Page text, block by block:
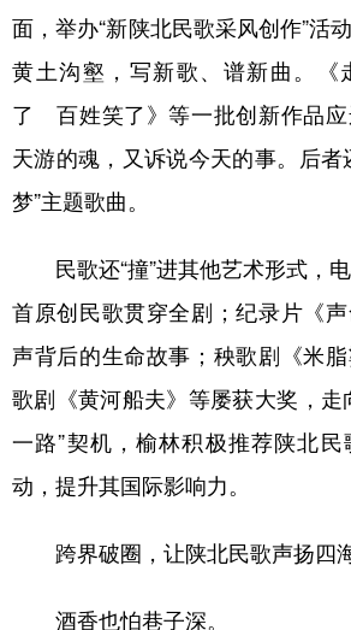
面，举办“新陕北民歌采风创作”活
黄土沟壑，写新歌、谱新曲。《
了 百姓笑了》等一批创新作品
天游的魂，又诉说今天的事。后者
梦”主题歌曲。
民歌还“撞”进其他艺术形式，
首原创民歌贯穿全剧；纪录片《
声背后的生命故事；秧歌剧《米
歌剧《黄河船夫》等屡获大奖，走
一路”契机，榆林积极推荐陕北
动，提升其国际影响力。
跨界破圈，让陕北民歌声扬四
酒香也怕巷子深。